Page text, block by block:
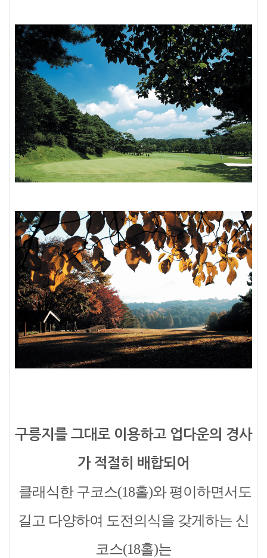
구릉지를 그대로 이용하고 업다운의 경사
가 적절히 배합되어
클래식한 구코스(18홀)와 평이하면서도
길고 다양하여 도전의식을 갖게하는 신
코스(18홀)는